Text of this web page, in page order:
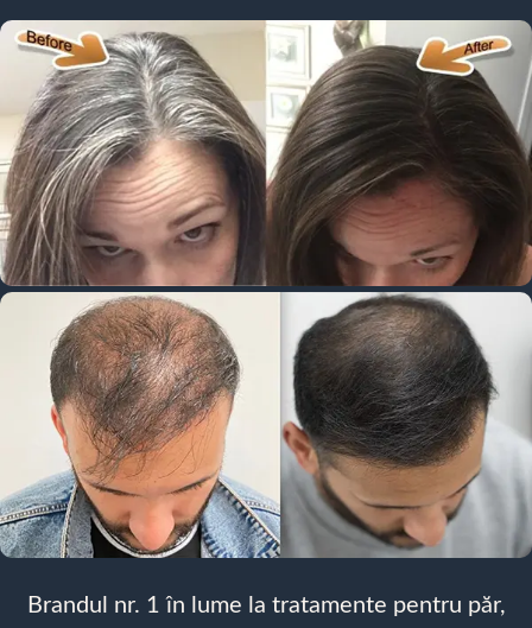
Brandul nr. 1 în lume la tratamente pentru păr,